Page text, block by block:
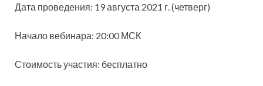
Дата проведения: 19 августа 2021 г. (четверг)
Начало вебинара: 20:00 МСК
Стоимость участия: бесплатно